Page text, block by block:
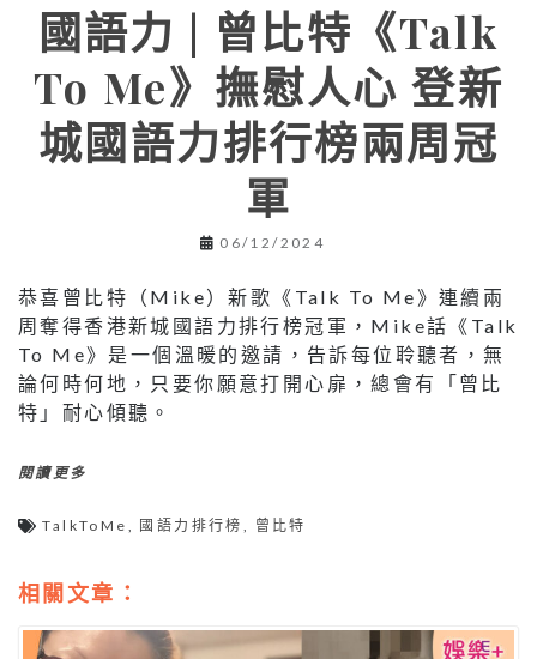
國語力 | 曾比特《Talk
To Me》撫慰人心 登新
城國語力排行榜兩周冠
軍
06/12/2024
恭喜曾比特（Mike）新歌《Talk To Me》連續兩
周奪得香港新城國語力排行榜冠軍，Mike話《Talk
To Me》是一個溫暖的邀請，告訴每位聆聽者，無
論何時何地，只要你願意打開心扉，總會有「曾比
特」耐心傾聽。
閱讀更多
TalkToMe 國語力排行榜 曾比特
相關文章：